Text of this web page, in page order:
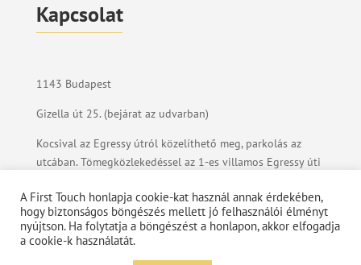
Kapcsolat
1143 Budapest
Gizella út 25. (bejárat az udvarban)
Kocsival az Egressy útról közelíthető meg, parkolás az
utcában. Tömegközlekedéssel az 1-es villamos Egressy úti
vagyunk.
info@firsttouch.hu
A First Touch honlapja cookie-kat használ annak érdekében,
hogy biztonságos böngészés mellett jó felhasználói élményt
nyújtson. Ha folytatja a böngészést a honlapon, akkor elfogadja
a cookie-k használatát.